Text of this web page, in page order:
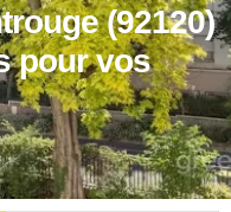
(92120)
pour vos